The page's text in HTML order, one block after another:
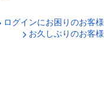
口座番号でログイン
ログインにお困りのお客様
お久しぶりのお客様